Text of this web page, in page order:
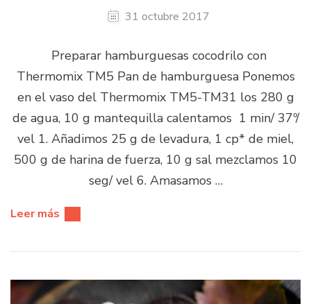
31 octubre 2017
Preparar hamburguesas cocodrilo con
Thermomix TM5 Pan de hamburguesa Ponemos
en el vaso del Thermomix TM5-TM31 los 280 g
de agua, 10 g mantequilla calentamos 1 min/ 37º/
vel 1. Añadimos 25 g de levadura, 1 cp* de miel,
500 g de harina de fuerza, 10 g sal mezclamos 10
seg/ vel 6. Amasamos …
Leer más